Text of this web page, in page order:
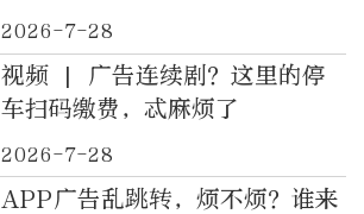
2026-7-28
视频 | 广告连续剧？这里的停
车扫码缴费，忒麻烦了
2026-7-28
APP广告乱跳转，烦不烦？谁来